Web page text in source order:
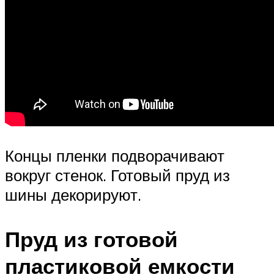
Концы пленки подворачивают
вокруг стенок. Готовый пруд из
шины декорируют.
Пруд из готовой
пластиковой емкости